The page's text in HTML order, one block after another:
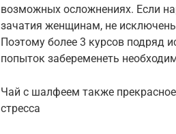
возможных осложнениях. Если
зачатия женщинам, не
Поэтому более 3 курсов подряд
попыток забеременеть
Чай с шалфеем также
стресса